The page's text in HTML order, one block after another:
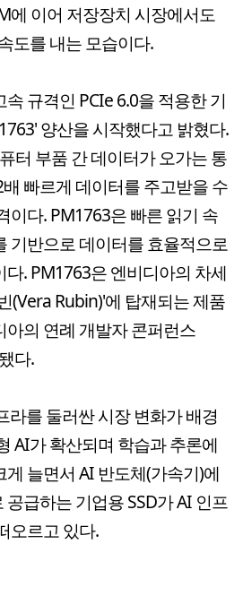
에 이어 저장장치 시장에서도
도를 내는 모습이다.
규격인 PCIe 6.0을 적용한 기
양산을 시작했다고 밝혔다.
터 부품 간 데이터가 오가는 통
빠르게 데이터를 주고받을 수
이다. PM1763은 빠른 읽기 속
기반으로 데이터를 효율적으로
. PM1763은 엔비디아의 차세
(Vera Rubin)'에 탑재되는 제품
아의 연례 개발자 콘퍼런스
다.
라를 둘러싼 시장 변화가 배경
AI가 확산되며 학습과 추론에
늘면서 AI 반도체(가속기)에
급하는 기업용 SSD가 AI 인프
오르고 있다.